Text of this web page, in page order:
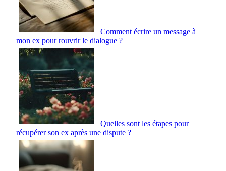
Comment écrire un message à
mon ex pour rouvrir le dialogue ?
Quelles sont les étapes pour
récupérer son ex après une dispute ?